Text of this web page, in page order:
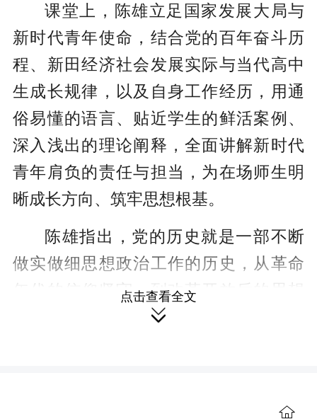
课堂上，陈雄立足国家发展大局与
新时代青年使命，结合党的百年奋斗历
程、新田经济社会发展实际与当代高中
生成长规律，以及自身工作经历，用通
俗易懂的语言、贴近学生的鲜活案例、
深入浅出的理论阐释，全面讲解新时代
青年肩负的责任与担当，为在场师生明
晰成长方向、筑牢思想根基。
陈雄指出，党的历史就是一部不断
做实做细思想政治工作的历史，从革命
年代的信仰坚守，到改革开放后的思想
解放，再到新时代全面从严治党，推进
点击查看全文
